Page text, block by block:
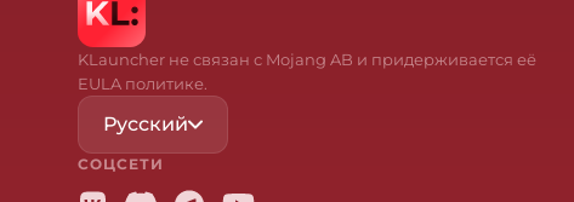
KLauncher не связан с Mojang AB и придерживается её
EULA политике.
Русский
СОЦСЕТИ